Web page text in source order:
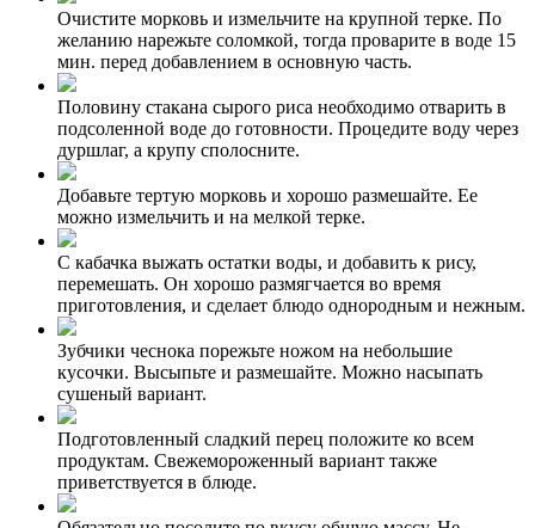
Очистите морковь и измельчите на крупной терке. По
желанию нарежьте соломкой, тогда проварите в воде 15
мин. перед добавлением в основную часть.
Половину стакана сырого риса необходимо отварить в
подсоленной воде до готовности. Процедите воду через
дуршлаг, а крупу сполосните.
Добавьте тертую морковь и хорошо размешайте. Ее
можно измельчить и на мелкой терке.
С кабачка выжать остатки воды, и добавить к рису,
перемешать. Он хорошо размягчается во время
приготовления, и сделает блюдо однородным и нежным.
Зубчики чеснока порежьте ножом на небольшие
кусочки. Высыпьте и размешайте. Можно насыпать
сушеный вариант.
Подготовленный сладкий перец положите ко всем
продуктам. Свежемороженный вариант также
приветствуется в блюде.